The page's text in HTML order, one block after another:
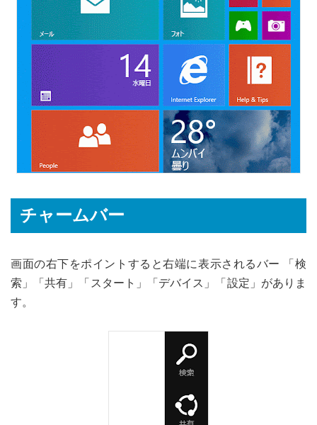
チャームバー
画面の右下をポイントすると右端に表示されるバー 「検
索」「共有」「スタート」「デバイス」「設定」がありま
す。